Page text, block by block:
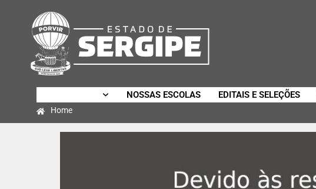
NOSSAS ESCOLAS EDITAIS E SELEÇÕES
Home